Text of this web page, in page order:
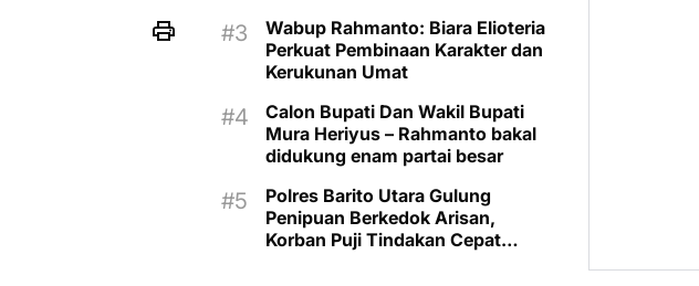
Wabup Rahmanto: Biara Elioteria
Perkuat Pembinaan Karakter dan
Kerukunan Umat
Calon Bupati Dan Wakil Bupati
Mura Heriyus – Rahmanto bakal
didukung enam partai besar
Polres Barito Utara Gulung
Penipuan Berkedok Arisan,
Korban Puji Tindakan Cepat